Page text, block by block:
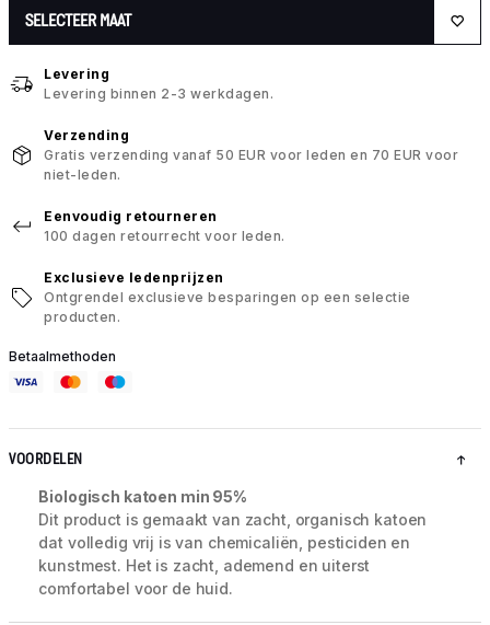
SELECTEER MAAT
Levering
Levering binnen 2-3 werkdagen.
Verzending
Gratis verzending vanaf 50 EUR voor leden en 70 EUR voor
niet-leden.
Eenvoudig retourneren
100 dagen retourrecht voor leden.
Exclusieve ledenprijzen
Ontgrendel exclusieve besparingen op een selectie
producten.
Betaalmethoden
VOORDELEN
Biologisch katoen min 95%
Dit product is gemaakt van zacht, organisch katoen
dat volledig vrij is van chemicaliën, pesticiden en
kunstmest. Het is zacht, ademend en uiterst
comfortabel voor de huid.